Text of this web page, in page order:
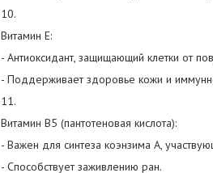
10.
Витамин Е:
- Антиоксидант, защищающий клетки от
- Поддерживает здоровье кожи и
11.
Витамин В5 (пантотеновая кислота):
- Важен для синтеза коэнзима А,
- Способствует заживлению ран.